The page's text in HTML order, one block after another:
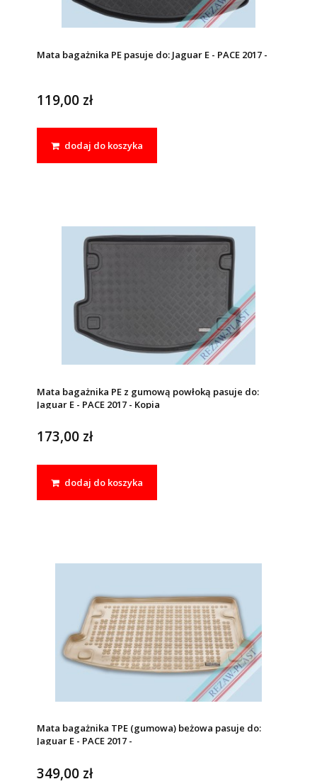
Mata bagażnika PE pasuje do: Jaguar E - PACE 2017 -
119,00 zł
dodaj do koszyka
Mata bagażnika PE z gumową powłoką pasuje do:
Jaguar E - PACE 2017 - Kopia
173,00 zł
dodaj do koszyka
Mata bagażnika TPE (gumowa) beżowa pasuje do:
Jaguar E - PACE 2017 -
349,00 zł